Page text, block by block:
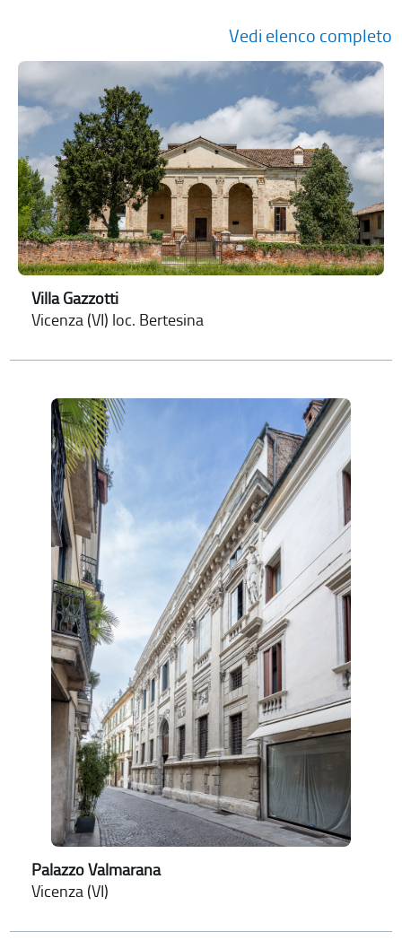
Vedi elenco completo
Villa Gazzotti
Vicenza (VI) loc. Bertesina
Palazzo Valmarana
Vicenza (VI)